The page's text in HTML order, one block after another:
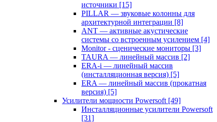
источники [15]
PILLAR — звуковые колонны для
архитектурной интеграции [8]
ANT — активные акустические
системы со встроенным усилением [4]
Monitor - сценические мониторы [3]
TAURA — линейный массив [2]
ERA-i — линейный массив
(инсталляционная версия) [5]
ERA — линейный массив (прокатная
версия) [5]
Усилители мощности Powersoft [49]
Инсталляционные усилители Powersoft
[31]